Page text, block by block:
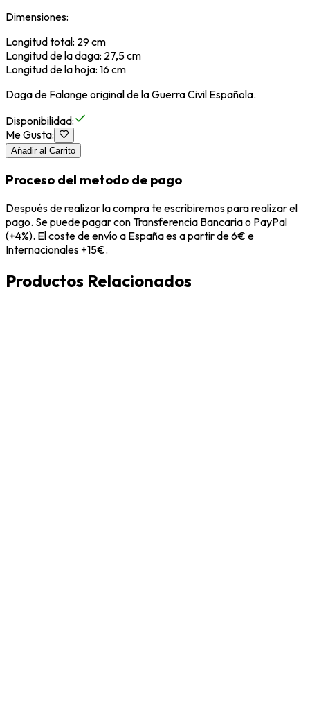
Dimensiones:
Longitud total: 29 cm
Longitud de la daga: 27,5 cm
Longitud de la hoja: 16 cm
Daga de Falange original de la Guerra Civil Española.
Disponibilidad:
Me Gusta:
Añadir al Carrito
Proceso del metodo de pago
Después de realizar la compra te escribiremos para realizar el
pago. Se puede pagar con Transferencia Bancaria o PayPal
(+4%). El coste de envío a España es a partir de 6€ e
Internacionales +15€.
Productos Relacionados